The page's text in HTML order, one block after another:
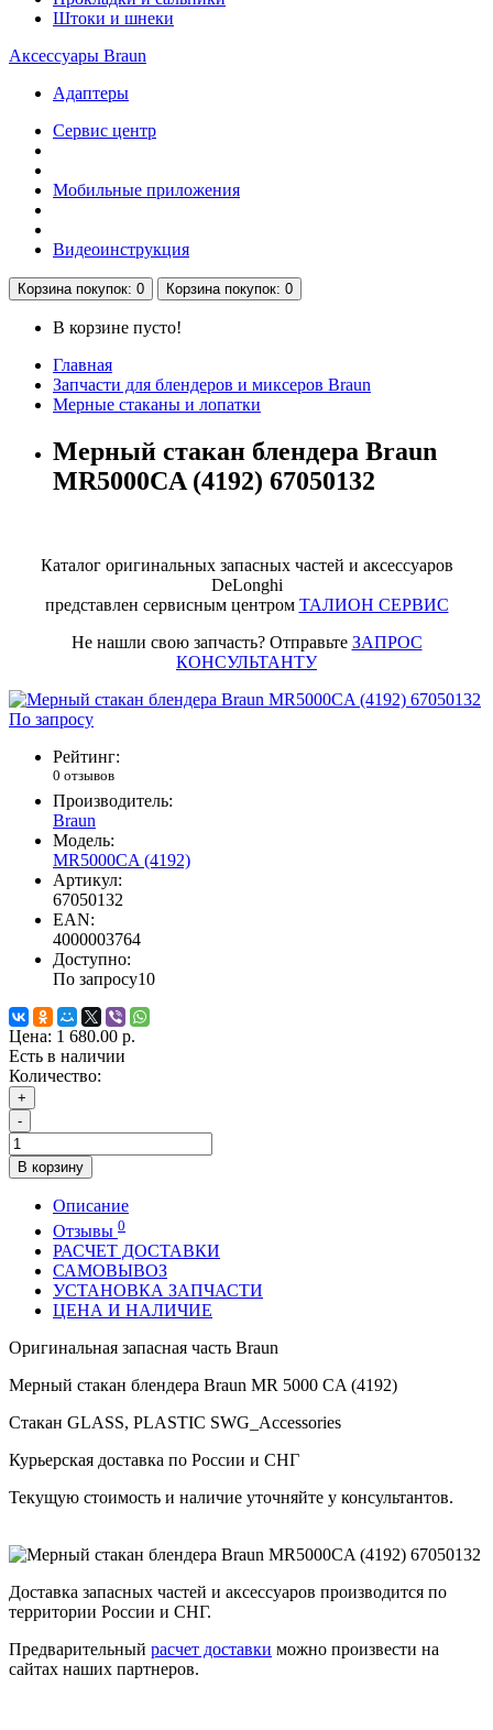
Штоки и шнеки
Аксессуары Braun
Адаптеры
Сервис центр
Мобильные приложения
Видеоинструкция
Корзинапокупок: 0 Корзинапокупок: 0
В корзине пусто!
Главная
Запчасти для блендеров и миксеров Braun
Мерные стаканы и лопатки
Мерный стакан блендера Braun
MR5000CA (4192) 67050132
Каталог оригинальных запасных частей и аксессуаров
DeLonghi
представлен сервисным центром ТАЛИОН СЕРВИС
Не нашли свою запчасть? Отправьте ЗАПРОС
КОНСУЛЬТАНТУ
По запросу
Рейтинг:
0 отзывов
Производитель:
Braun
Модель:
MR5000CA (4192)
Артикул:
67050132
EAN:
4000003764
Доступно:
По запросу10
Цена: 1 680.00 р.
Есть в наличии
Количество:
+
-
В корзину
Описание
Отзывы 0
РАСЧЕТ ДОСТАВКИ
САМОВЫВОЗ
УСТАНОВКА ЗАПЧАСТИ
ЦЕНА И НАЛИЧИЕ
Оригинальная запасная часть Braun
Мерный стакан блендера Braun MR 5000 CA (4192)
Стакан GLASS, PLASTIC SWG_Accessories
Курьерская доставка по России и СНГ
Текущую стоимость и наличие уточняйте у консультантов.
Доставка запасных частей и аксессуаров производится по
территории России и СНГ.
Предварительный расчет доставки можно произвести на
сайтах наших партнеров.